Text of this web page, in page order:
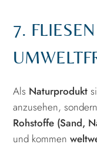
7.
Als Naturprodukt
anzusehen,
Rohstoffe (Sand,
und kommen